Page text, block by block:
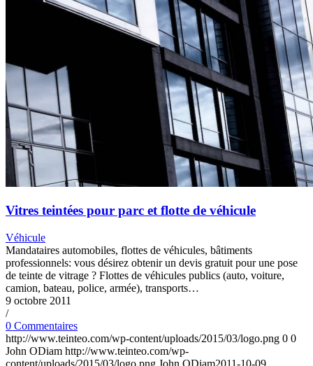
Vitres teintées pour parc et flotte de véhicule
Véhicule
Mandataires automobiles, flottes de véhicules, bâtiments
professionnels: vous désirez obtenir un devis gratuit pour une pose
de teinte de vitrage ? Flottes de véhicules publics (auto, voiture,
camion, bateau, police, armée), transports…
9 octobre 2011
/
0 Commentaires
http://www.teinteo.com/wp-content/uploads/2015/03/logo.png 0 0
John ODiam http://www.teinteo.com/wp-
content/uploads/2015/03/logo.png John ODiam2011-10-09